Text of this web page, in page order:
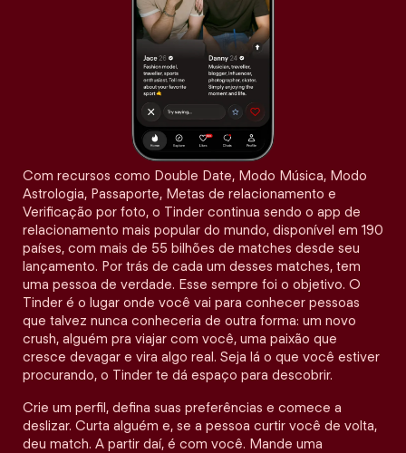
Com recursos como Double Date, Modo Música, Modo
Astrologia, Passaporte, Metas de relacionamento e
Verificação por foto, o Tinder continua sendo o app de
relacionamento mais popular do mundo, disponível em 190
países, com mais de 55 bilhões de matches desde seu
lançamento. Por trás de cada um desses matches, tem
uma pessoa de verdade. Esse sempre foi o objetivo. O
Tinder é o lugar onde você vai para conhecer pessoas
que talvez nunca conheceria de outra forma: um novo
crush, alguém pra viajar com você, uma paixão que
cresce devagar e vira algo real. Seja lá o que você estiver
procurando, o Tinder te dá espaço para descobrir.
Crie um perfil, defina suas preferências e comece a
deslizar. Curta alguém e, se a pessoa curtir você de volta,
deu match. A partir daí, é com você. Mande uma